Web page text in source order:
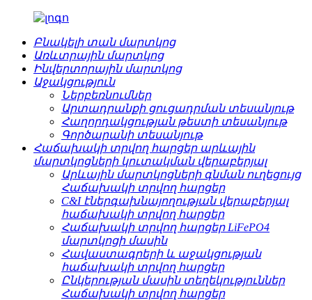
Բնակելի տան մարտկոց
Առևտրային մարտկոց
Ինվերտորային մարտկոց
Աջակցություն
Ներբեռնումներ
Արտադրանքի ցուցադրման տեսանյութ
Հաղորդակցության թեստի տեսանյութ
Գործարանի տեսանյութ
Հաճախակի տրվող հարցեր արևային
մարտկոցների կուտակման վերաբերյալ
Արևային մարտկոցների գնման ուղեցույց
Հաճախակի տրվող հարցեր
C&I էներգախնայողության վերաբերյալ
հաճախակի տրվող հարցեր
Հաճախակի տրվող հարցեր LiFePO4
մարտկոցի մասին
Հավաստագրերի և աջակցության
հաճախակի տրվող հարցեր
Ընկերության մասին տեղեկություններ
Հաճախակի տրվող հարցեր